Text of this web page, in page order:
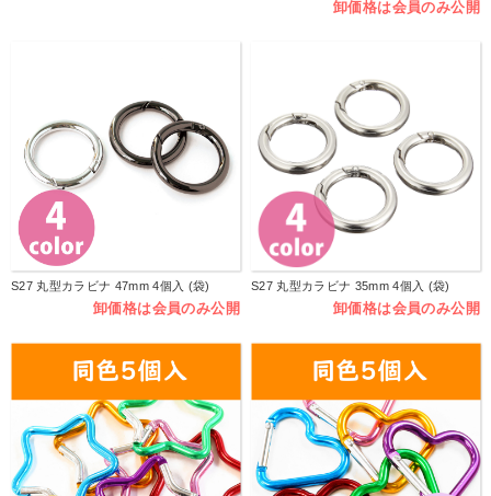
卸価格は会員のみ公開
S27 丸型カラビナ 47mm 4個入 (袋)
卸価格は会員のみ公開
S27 丸型カラビナ 35mm 4個入 (袋)
卸価格は会員のみ公開